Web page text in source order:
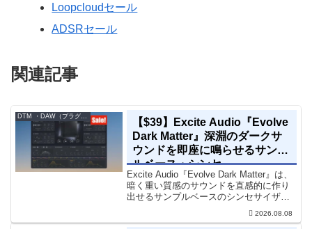
Loopcloudセール
ADSRセール
関連記事
【$39】Excite Audio『Evolve
Dark Matter』深淵のダークサ
ウンドを即座に鳴らせるサンプ
ルベース・シンセ
Excite Audio『Evolve Dark Matter』は、
暗く重い質感のサウンドを直感的に作り
出せるサンプルベースのシンセサイザー
です。ダークD&Bやアトモスフェリッ
ク・テクノ、シネマティック作品に適し
2026.08.08